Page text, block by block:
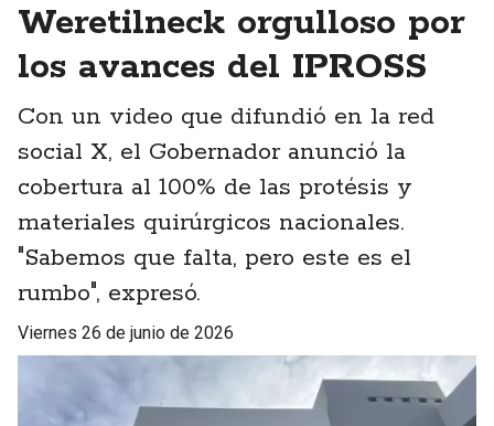
Weretilneck orgulloso por
los avances del IPROSS
Con un video que difundió en la red
social X, el Gobernador anunció la
cobertura al 100% de las protésis y
materiales quirúrgicos nacionales.
"Sabemos que falta, pero este es el
rumbo", expresó.
viernes 26 de junio de 2026